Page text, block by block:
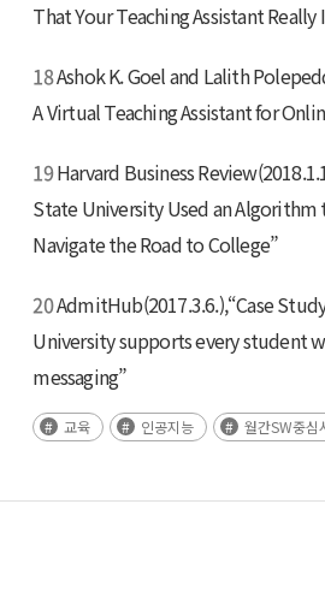
That Your Teaching Assistant Really
18Ashok K. Goel and Lalith
A Virtual Teaching Assistant for
19Harvard Business
State University Used an
Navigate the Road to College”
20AdmitHub(2017.3.6.),“Case
University supports every student
messaging”
교육 인공지능 월간SW중